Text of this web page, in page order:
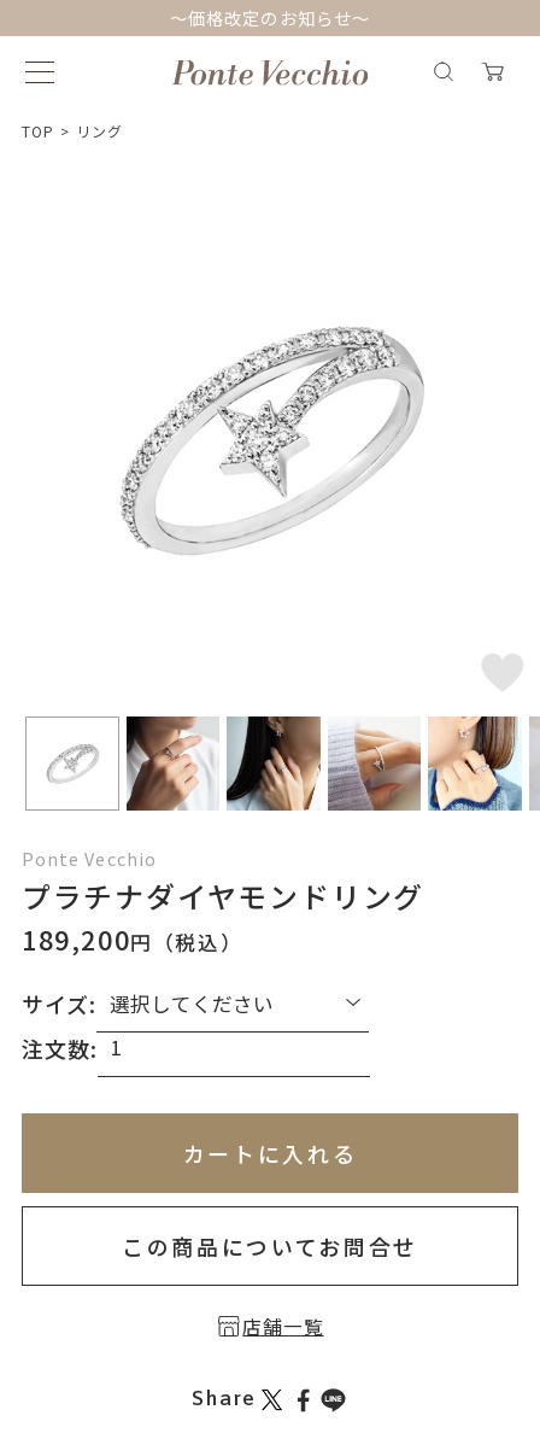
～価格改定のお知らせ～
TOP > リング
Ponte Vecchio
プラチナダイヤモンドリング
189,200円（税込）
サイズ:
注文数:
希望する
希望しない
お届け目安：約2ヶ月以内カートに入れる
この商品についてお問合せ
店舗一覧
Share